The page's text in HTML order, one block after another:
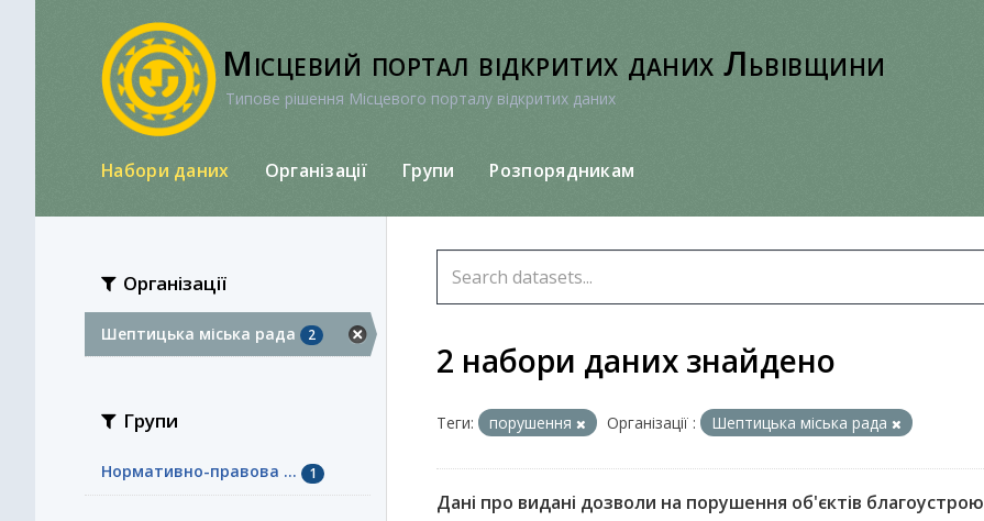
Місцевий портал відкритих даних Львівщини
Типове рішення Місцевого порталу відкритих даних
Набори даних Організації Групи Розпорядникам
Організації
Шептицька міська рада 2
Групи
Нормативно-правова ... 1
2 набори даних знайдено
Теги: порушення Організації : Шептицька міська рада
Дані про видані дозволи на порушення об'єктів благоустрою